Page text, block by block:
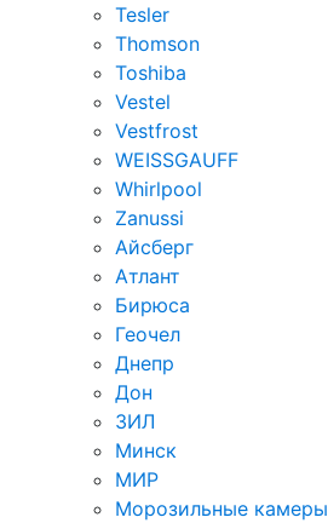
Tesler
Thomson
Toshiba
Vestel
Vestfrost
WEISSGAUFF
Whirlpool
Zanussi
Айсберг
Атлант
Бирюса
Геочел
Днепр
Дон
ЗИЛ
Минск
МИР
Морозильные камеры